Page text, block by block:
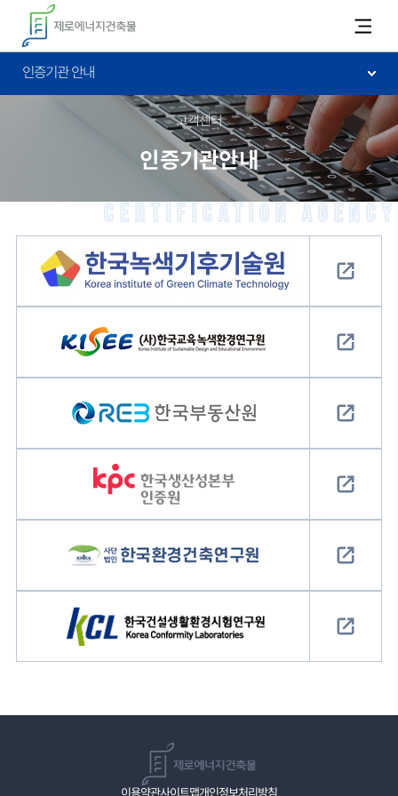
인증기관 안내
고객센터
인증기관안내
Certification agency
한국녹색기후기술원
한국교육녹색환경연구원
한국부동산원
한국생산성본부인증원
한국환경건축연구원
한국건설생활환경시험연구원
이용약관사이트맵개인정보처리방침